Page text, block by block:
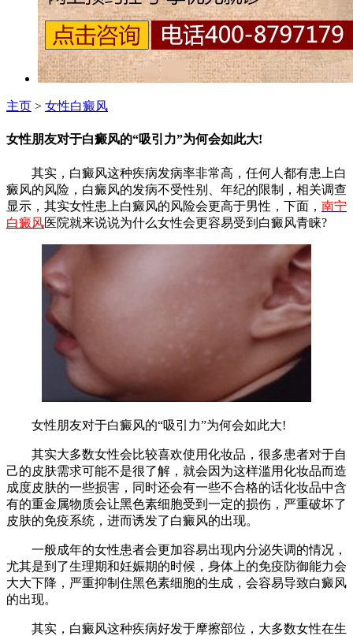
主页 > 女性白癜风
女性朋友对于白癜风的“吸引力”为何会如此大!
其实，白癜风这种疾病发病率非常高，任何人都有患上白
癜风的风险，白癜风的发病不受性别、年纪的限制，相关调查
显示，其实女性患上白癜风的风险会更高于男性，下面， 南宁
白癜风医院就来说说为什么女性会更容易受到白癜风青睐?
女性朋友对于白癜风的“吸引力”为何会如此大!
其实大多数女性会比较喜欢使用化妆品，很多患者对于自
己的皮肤需求可能不是很了解，就会因为这样滥用化妆品而造
成度皮肤的一些损害，同时还会有一些不合格的话化妆品中含
有的重金属物质会让黑色素细胞受到一定的损伤，严重破坏了
皮肤的免疫系统，进而诱发了白癜风的出现。
一般成年的女性患者会更加容易出现内分泌失调的情况，
尤其是到了生理期和妊娠期的时候，身体上的免疫防御能力会
大大下降，严重抑制住黑色素细胞的生成，会容易导致白癜风
的出现。
其实，白癜风这种疾病好发于摩擦部位，大多数女性在生